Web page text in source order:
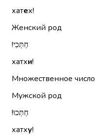
хатех!
Женский род
חַתְּכִי!‏
хатхи!
Множественное число
Мужской род
חַתְּכוּ!‏
хатху!